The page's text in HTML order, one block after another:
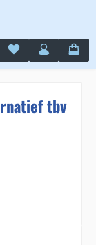
Je hebt 0 items op
tbv